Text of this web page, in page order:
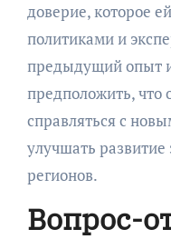
доверие, которое
политиками и
предыдущий опыт
предположить, что
справляться с
улучшать развитие
регионов.
Вопрос-